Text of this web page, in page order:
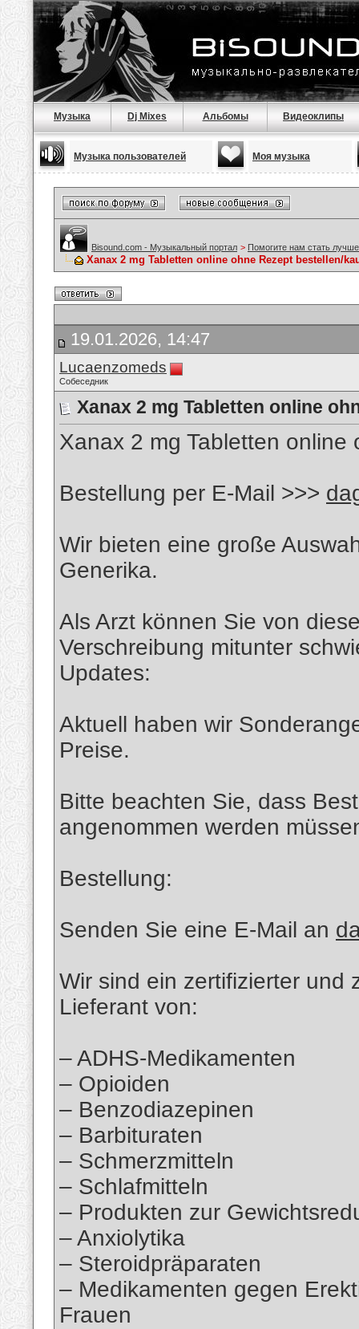
Музыка Dj Mixes Альбомы Видеоклипы
Музыка пользователей Моя музыка
Bisound.com - Музыкальный портал > Помогите нам стать
Xanax 2 mg Tabletten online ohne Rezept bestellen/
19.01.2026, 14:47
Lucaenzomeds
Собеседник
Xanax 2 mg Tabletten online
Xanax 2 mg Tabletten
Bestellung per E-Mail >>>
Wir bieten eine große
Generika.
Als Arzt können Sie von
Verschreibung mitunter
Updates:
Aktuell haben wir
Preise.
Bitte beachten Sie, dass
angenommen werden
Bestellung:
Senden Sie eine E-Mail an
Wir sind ein zertifizierter und
Lieferant von:
– ADHS-Medikamenten
– Opioiden
– Benzodiazepinen
– Barbituraten
– Schmerzmitteln
– Schlafmitteln
– Produkten zur
– Anxiolytika
– Steroidpräparaten
– Medikamenten gegen
Frauen